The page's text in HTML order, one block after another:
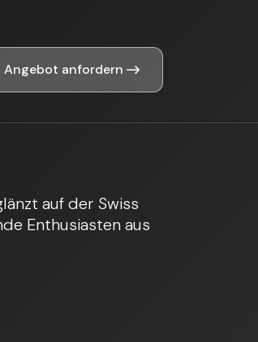
Angebot anfordern
auf der Swiss
Enthusiasten aus